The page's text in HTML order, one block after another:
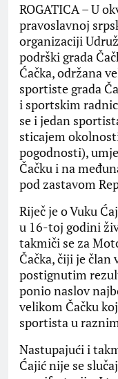
ROGATICA – U
pravoslavnoj
organizaciji
podrški grada
Ćačka, održana
sportiste grada
i sportskim
se i jedan
sticajem
pogodnosti),
Čačku i na
pod zastavom
Riječ je o Vuku
u 16-toj godini
takmiči se za
Čačka, čiji je član
postignutim
ponio naslov
velikom Čačku
sportista u
Nastupajući i
Ćajić nije se